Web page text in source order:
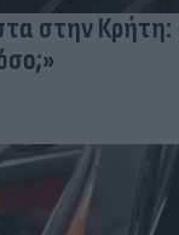
στην Κρήτη: